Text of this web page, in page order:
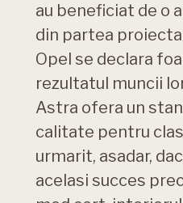
au beneficiat de o
din partea
Opel se declara
rezultatul muncii
Astra ofera un
calitate pentru
urmarit, asadar,
acelasi succes